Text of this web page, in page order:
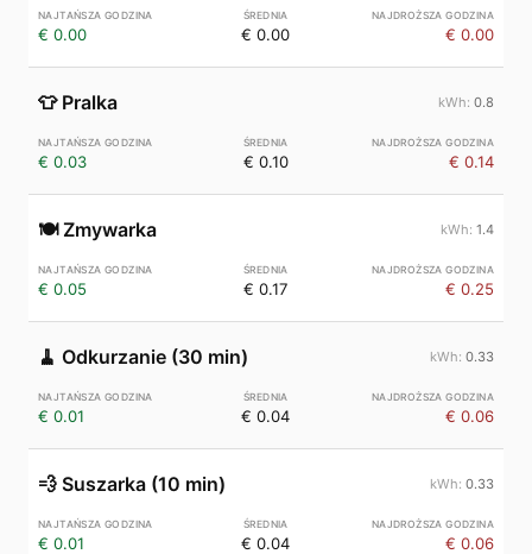
€ 0.00 € 0.00 € 0.00
👕 Pralka 0.8
€ 0.03 € 0.10 € 0.14
🍽️ Zmywarka 1.4
€ 0.05 € 0.17 € 0.25
🧹 Odkurzanie (30 min) 0.33
€ 0.01 € 0.04 € 0.06
💨 Suszarka (10 min) 0.33
€ 0.01 € 0.04 € 0.06